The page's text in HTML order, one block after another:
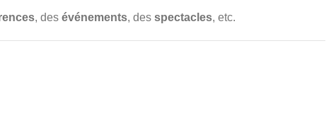
, des événements, des spectacles, etc.